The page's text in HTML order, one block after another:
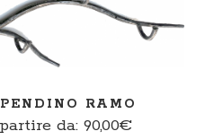
RAMO
da: 90,00€